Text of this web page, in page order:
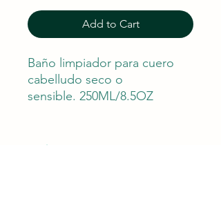
Add to Cart
Baño limpiador para cuero
cabelludo seco o
sensible. 250ML/8.5OZ
Horario